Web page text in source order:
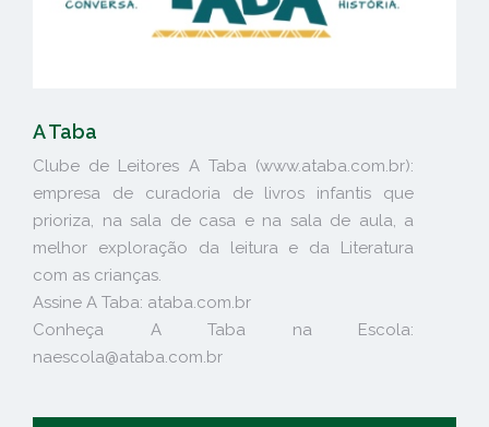
A Taba
Clube de Leitores A Taba (www.ataba.com.br):
empresa de curadoria de livros infantis que
prioriza, na sala de casa e na sala de aula, a
melhor exploração da leitura e da Literatura
com as crianças.
Assine A Taba: ataba.com.br
Conheça A Taba na Escola:
naescola@ataba.com.br